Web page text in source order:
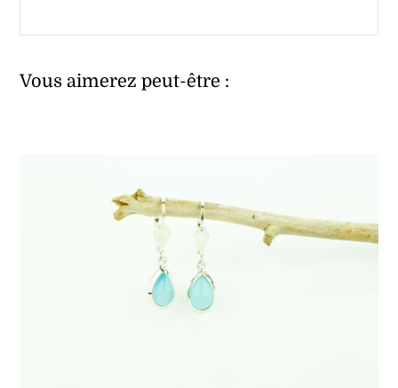
Vous aimerez peut-être :